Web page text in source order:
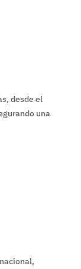
desde el
una